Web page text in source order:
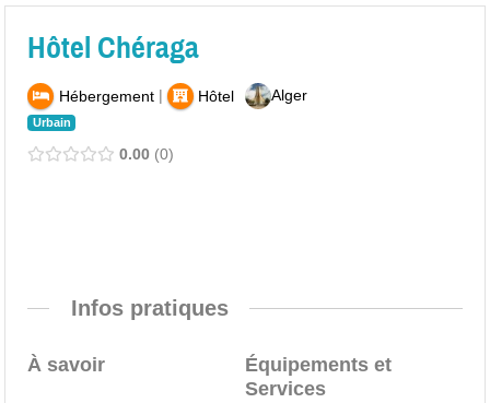
Hôtel Chéraga
Hébergement| Hôtel
Urbain
Alger
0.00 0
Infos pratiques
À savoir
Équipements et
Services